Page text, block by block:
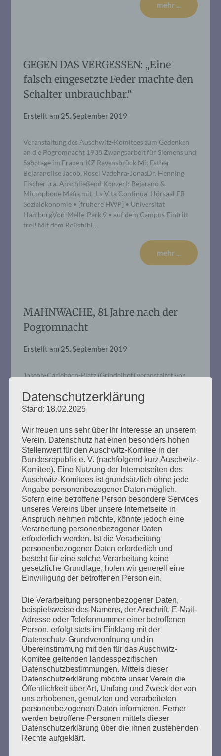
mehr ...
GEGEN DAS VERGESSEN: „Eine
falsch eingesetzte Feder machte den
Schalter unbrauchbar.“
Erstellt am 25. September 2019
Veranstaltung des Auschwitz-Komitees zum Gedenken
an die Pogromnacht 1938 Zwangsarbeit für Siemens und
Sabotage im Frauen-KZ Ravensbrück Mit Esther
BejaranoIlse Jacob, Rosel Vadehra-JonasDr. Henning
Fischer u.a. Anschließend Konzert: Bejarano &
Microphone Mafia mit „La Vita Continua“ Hörsaal FB
Sozialökonomie • [frühere HWP] • Universität
HamburgVon-Melle-Park 9 • auf dem Campus Eintritt
frei! Mit dem Rollstuhl…
mehr ...
MAHNWACHE, 81 Jahre nach der
Pogromnacht
Erstellt am 25. September 2019
Joseph-Carlebach-Platz (Grindelhof) veranstaltet von
der Antifaschistinnen und Antifaschisten (VVN-BdA),
den Jüdischen Gemeinden Hamburg, der Universität
mehr ...
Erinnern heißt handeln: DASS
AUSCHWITZ NIE WIEDER SEI
Erstellt am 6. September 2019
Grußwort von Esther Bejarano, Vorsitzendes des
Auschwitz-Komitees in der BRD e.V., anlässlich des
Unterlüß zur Demonstration am 7. September 2019 der
WAR STARTS HERE-Kampagne vor den Toren des
Rüstungskonzerns Rheinmetall. Es gibt nichts Besseres,
als den Krieg zu verraten (Ludwig Baumann) Liebe
Freundinnen und Freunde, ihr da draußen in der…
mehr ...
Seitennummerierung
der
Zurück 31
Datenschutzerklärung
Stand: 18.02.2025
Wir freuen uns sehr über Ihr Interesse an unserem
Verein. Datenschutz hat einen besonders hohen
Stellenwert für den Auschwitz-Komitee in der
Bundesrepublik e. V. (nachfolgend kurz Auschwitz-
Komitee). Eine Nutzung der Internetseiten des
Auschwitz-Komitees ist grundsätzlich ohne jede
Angabe personenbezogener Daten möglich.
Sofern eine betroffene Person besondere Services
unseres Vereins über unsere Internetseite in
Anspruch nehmen möchte, könnte jedoch eine
Verarbeitung personenbezogener Daten
erforderlich werden. Ist die Verarbeitung
personenbezogener Daten erforderlich und
besteht für eine solche Verarbeitung keine
gesetzliche Grundlage, holen wir generell eine
Einwilligung der betroffenen Person ein.
Die Verarbeitung personenbezogener Daten,
beispielsweise des Namens, der Anschrift, E-Mail-
Adresse oder Telefonnummer einer betroffenen
Person, erfolgt stets im Einklang mit der
Datenschutz-Grundverordnung und in
Übereinstimmung mit den für das Auschwitz-
Komitee geltenden landesspezifischen
Datenschutzbestimmungen. Mittels dieser
Datenschutzerklärung möchte unser Verein die
Öffentlichkeit über Art, Umfang und Zweck der von
uns erhobenen, genutzten und verarbeiteten
personenbezogenen Daten informieren. Ferner
werden betroffene Personen mittels dieser
Datenschutzerklärung über die ihnen zustehenden
Rechte aufgeklärt.